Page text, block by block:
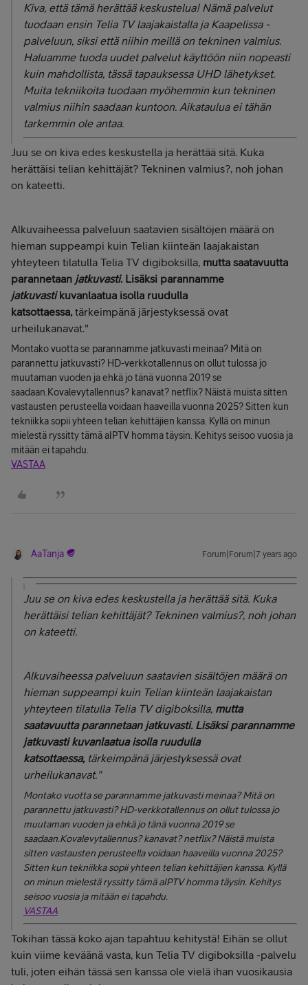
Kiva, että tämä herättää keskustelua! Nämä palvelut
tuodaan ensin Telia TV laajakaistalla ja Kaapelissa -
palveluun, siksi että niihin meillä on tekninen valmius.
Haluamme tuoda uudet palvelut käyttöön niin nopeasti
kuin mahdollista, tässä tapauksessa UHD lähetykset.
Muita tekniikoita tuodaan myöhemmin kun tekninen
valmius niihin saadaan kuntoon. Aikataulua ei tähän
tarkemmin ole antaa.
Juu se on kiva edes keskustella ja herättää sitä. Kuka
herättäisi telian kehittäjät? Tekninen valmius?, noh johan
on kateetti.
Alkuvaiheessa palveluun saatavien sisältöjen määrä on
hieman suppeampi kuin Telian kiinteän laajakaistan
yhteyteen tilatulla Telia TV digiboksilla, mutta saatavuutta
parannetaan jatkuvasti. Lisäksi parannamme
jatkuvasti kuvanlaatua isolla ruudulla
katsottaessa, tärkeimpänä järjestyksessä ovat
urheilukanavat."
Montako vuotta se parannamme jatkuvasti meinaa? Mitä on
parannettu jatkuvasti? HD-verkkotallennus on ollut tulossa jo
muutaman vuoden ja ehkä jo tänä vuonna 2019 se
saadaan.Kovalevytallennus? kanavat? netflix? Näistä muista sitten
vastausten perusteella voidaan haaveilla vuonna 2025? Sitten kun
tekniikka sopii yhteen telian kehittäjien kanssa. Kyllä on minun
mielestä ryssitty tämä aIPTV homma täysin. Kehitys seisoo vuosia ja
mitään ei tapahdu.
VASTAA
AaTanja Forum|Forum|7 years ago
Juu se on kiva edes keskustella ja herättää sitä. Kuka
herättäisi telian kehittäjät? Tekninen valmius?, noh johan
on kateetti.
Alkuvaiheessa palveluun saatavien sisältöjen määrä on
hieman suppeampi kuin Telian kiinteän laajakaistan
yhteyteen tilatulla Telia TV digiboksilla, mutta
saatavuutta parannetaan jatkuvasti. Lisäksi parannamme
jatkuvasti kuvanlaatua isolla ruudulla
katsottaessa, tärkeimpänä järjestyksessä ovat
urheilukanavat."
Montako vuotta se parannamme jatkuvasti meinaa? Mitä on
parannettu jatkuvasti? HD-verkkotallennus on ollut tulossa jo
muutaman vuoden ja ehkä jo tänä vuonna 2019 se
saadaan.Kovalevytallennus? kanavat? netflix? Näistä muista
sitten vastausten perusteella voidaan haaveilla vuonna 2025?
Sitten kun tekniikka sopii yhteen telian kehittäjien kanssa. Kyllä
on minun mielestä ryssitty tämä aIPTV homma täysin. Kehitys
seisoo vuosia ja mitään ei tapahdu.
VASTAA
Tokihan tässä koko ajan tapahtuu kehitystä! Eihän se ollut
kuin viime keväänä vasta, kun Telia TV digiboksilla -palvelu
tuli, joten eihän tässä sen kanssa ole vielä ihan vuosikausia